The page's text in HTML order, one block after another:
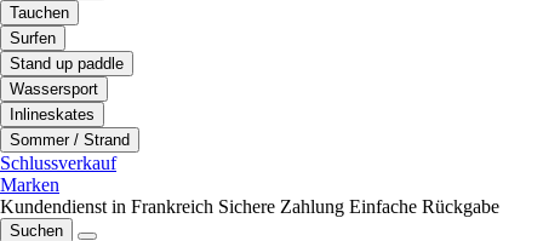
Tauchen
Surfen
Stand up paddle
Wassersport
Inlineskates
Sommer / Strand
Schlussverkauf
Marken
Kundendienst in Frankreich Sichere Zahlung Einfache Rückgabe
Suchen